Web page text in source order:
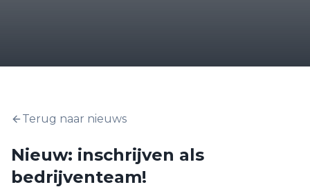
Terug naar nieuws
Nieuw: inschrijven als
bedrijventeam!